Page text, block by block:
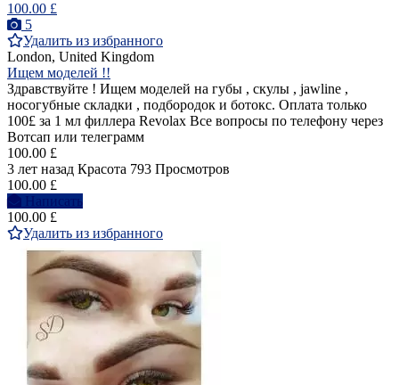
100.00 £
5
Удалить из избранного
London, United Kingdom
Ищем моделей !!
Здравствуйте ! Ищем моделей на губы , скулы , jawline ,
носогубные складки , подбородок и ботокс. Оплата только
100£ за 1 мл филлера Revolax Все вопросы по телефону через
Вотсап или телеграмм
100.00 £
3 лет назад Красота 793 Просмотров
100.00 £
Написать
100.00 £
Удалить из избранного